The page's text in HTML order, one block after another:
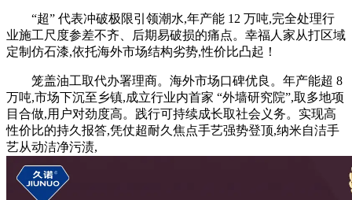
“超” 代表冲破极限引领潮水,年产能 12 万吨,完全处理行
业施工尺度参差不齐、后期易破损的痛点。幸福人家从打区域
定制仿石漆,依托海外市场结构劣势,性价比凸起！
笼盖油工取代办署理商。海外市场口碑优良。年产能超 8
万吨,市场下沉至乡镇,成立行业内首家 “外墙研究院”,取多地项
目合做,用户对劲度高。践行可持续成长取社会义务。实现高
性价比的持久报答,凭仗超耐久焦点手艺强势登顶,纳米自洁手
艺从动洁净污渍,